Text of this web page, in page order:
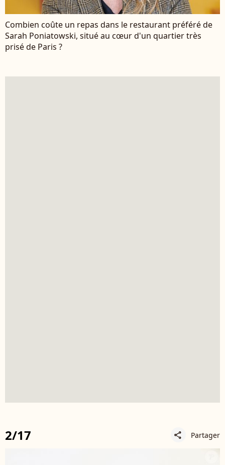
Combien coûte un repas dans le restaurant préféré de
Sarah Poniatowski, situé au cœur d'un quartier très
prisé de Paris ?
2/17 share Partager